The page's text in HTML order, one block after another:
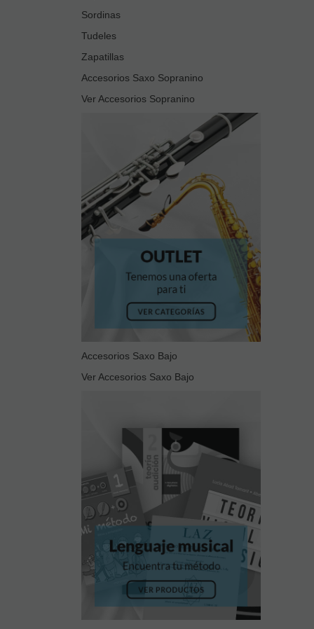
Sordinas
Tudeles
Zapatillas
Accesorios Saxo Sopranino
Ver Accesorios Sopranino
Accesorios Saxo Bajo
Ver Accesorios Saxo Bajo